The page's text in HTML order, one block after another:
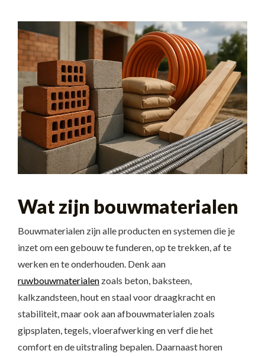
Wat zijn bouwmaterialen
Bouwmaterialen zijn alle producten en systemen die je
inzet om een gebouw te funderen, op te trekken, af te
werken en te onderhouden. Denk aan
ruwbouwmaterialen zoals beton, baksteen,
kalkzandsteen, hout en staal voor draagkracht en
stabiliteit, maar ook aan afbouwmaterialen zoals
gipsplaten, tegels, vloerafwerking en verf die het
comfort en de uitstraling bepalen. Daarnaast horen